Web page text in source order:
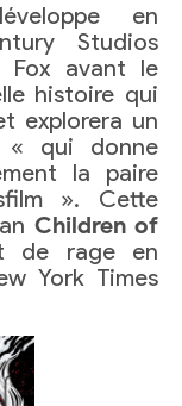
en
Studios
Fox avant le
histoire qui
explorera un
« qui donne
la paire
». Cette
Children of
de rage en
York Times